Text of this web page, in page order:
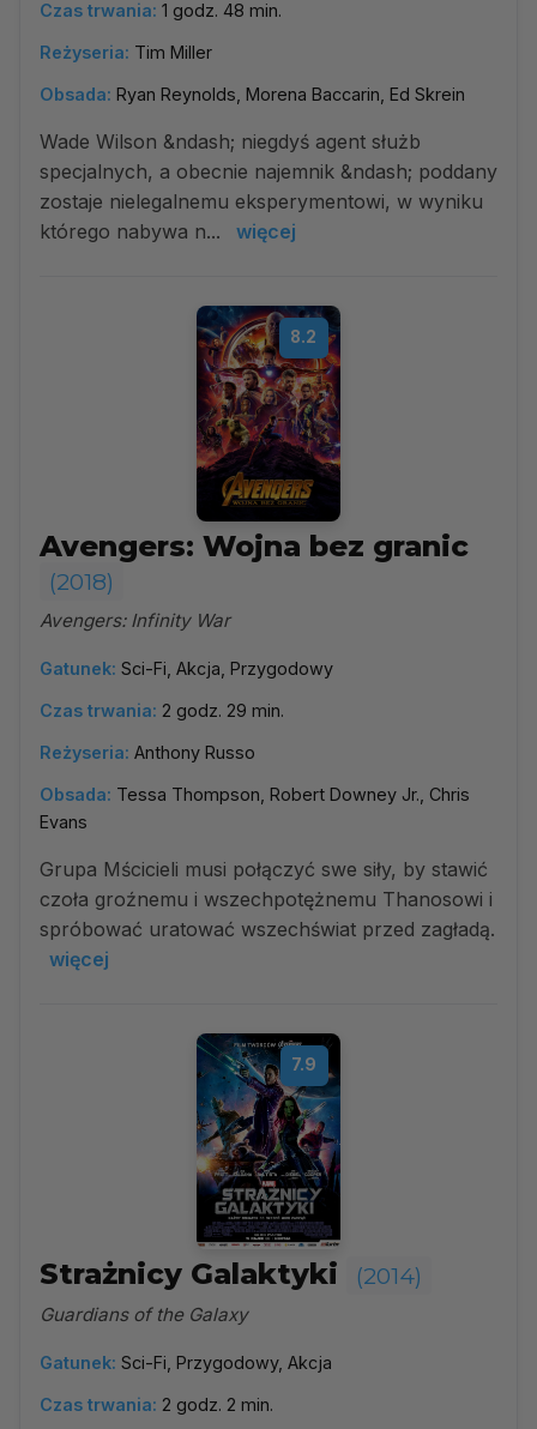
Czas trwania: 1 godz. 48 min.
Reżyseria: Tim Miller
Obsada: Ryan Reynolds, Morena Baccarin, Ed Skrein
Wade Wilson &ndash; niegdyś agent służb
specjalnych, a obecnie najemnik &ndash; poddany
zostaje nielegalnemu eksperymentowi, w wyniku
którego nabywa n...
więcej
8.2
Avengers: Wojna bez granic
(2018)
Avengers: Infinity War
Gatunek: Sci-Fi, Akcja, Przygodowy
Czas trwania: 2 godz. 29 min.
Reżyseria: Anthony Russo
Obsada: Tessa Thompson, Robert Downey Jr., Chris
Evans
Grupa Mścicieli musi połączyć swe siły, by stawić
czoła groźnemu i wszechpotężnemu Thanosowi i
spróbować uratować wszechświat przed zagładą.
więcej
7.9
Strażnicy Galaktyki (2014)
Guardians of the Galaxy
Gatunek: Sci-Fi, Przygodowy, Akcja
Czas trwania: 2 godz. 2 min.